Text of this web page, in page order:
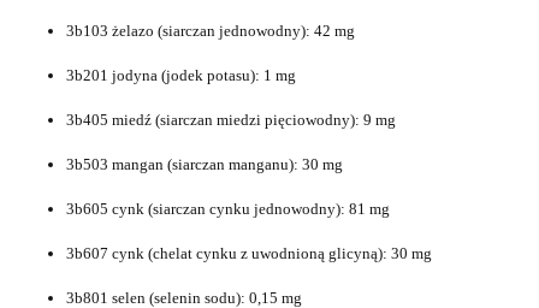
3b103 żelazo (siarczan jednowodny): 42 mg
3b201 jodyna (jodek potasu): 1 mg
3b405 miedź (siarczan miedzi pięciowodny): 9 mg
3b503 mangan (siarczan manganu): 30 mg
3b605 cynk (siarczan cynku jednowodny): 81 mg
3b607 cynk (chelat cynku z uwodnioną glicyną): 30 mg
3b801 selen (selenin sodu): 0,15 mg